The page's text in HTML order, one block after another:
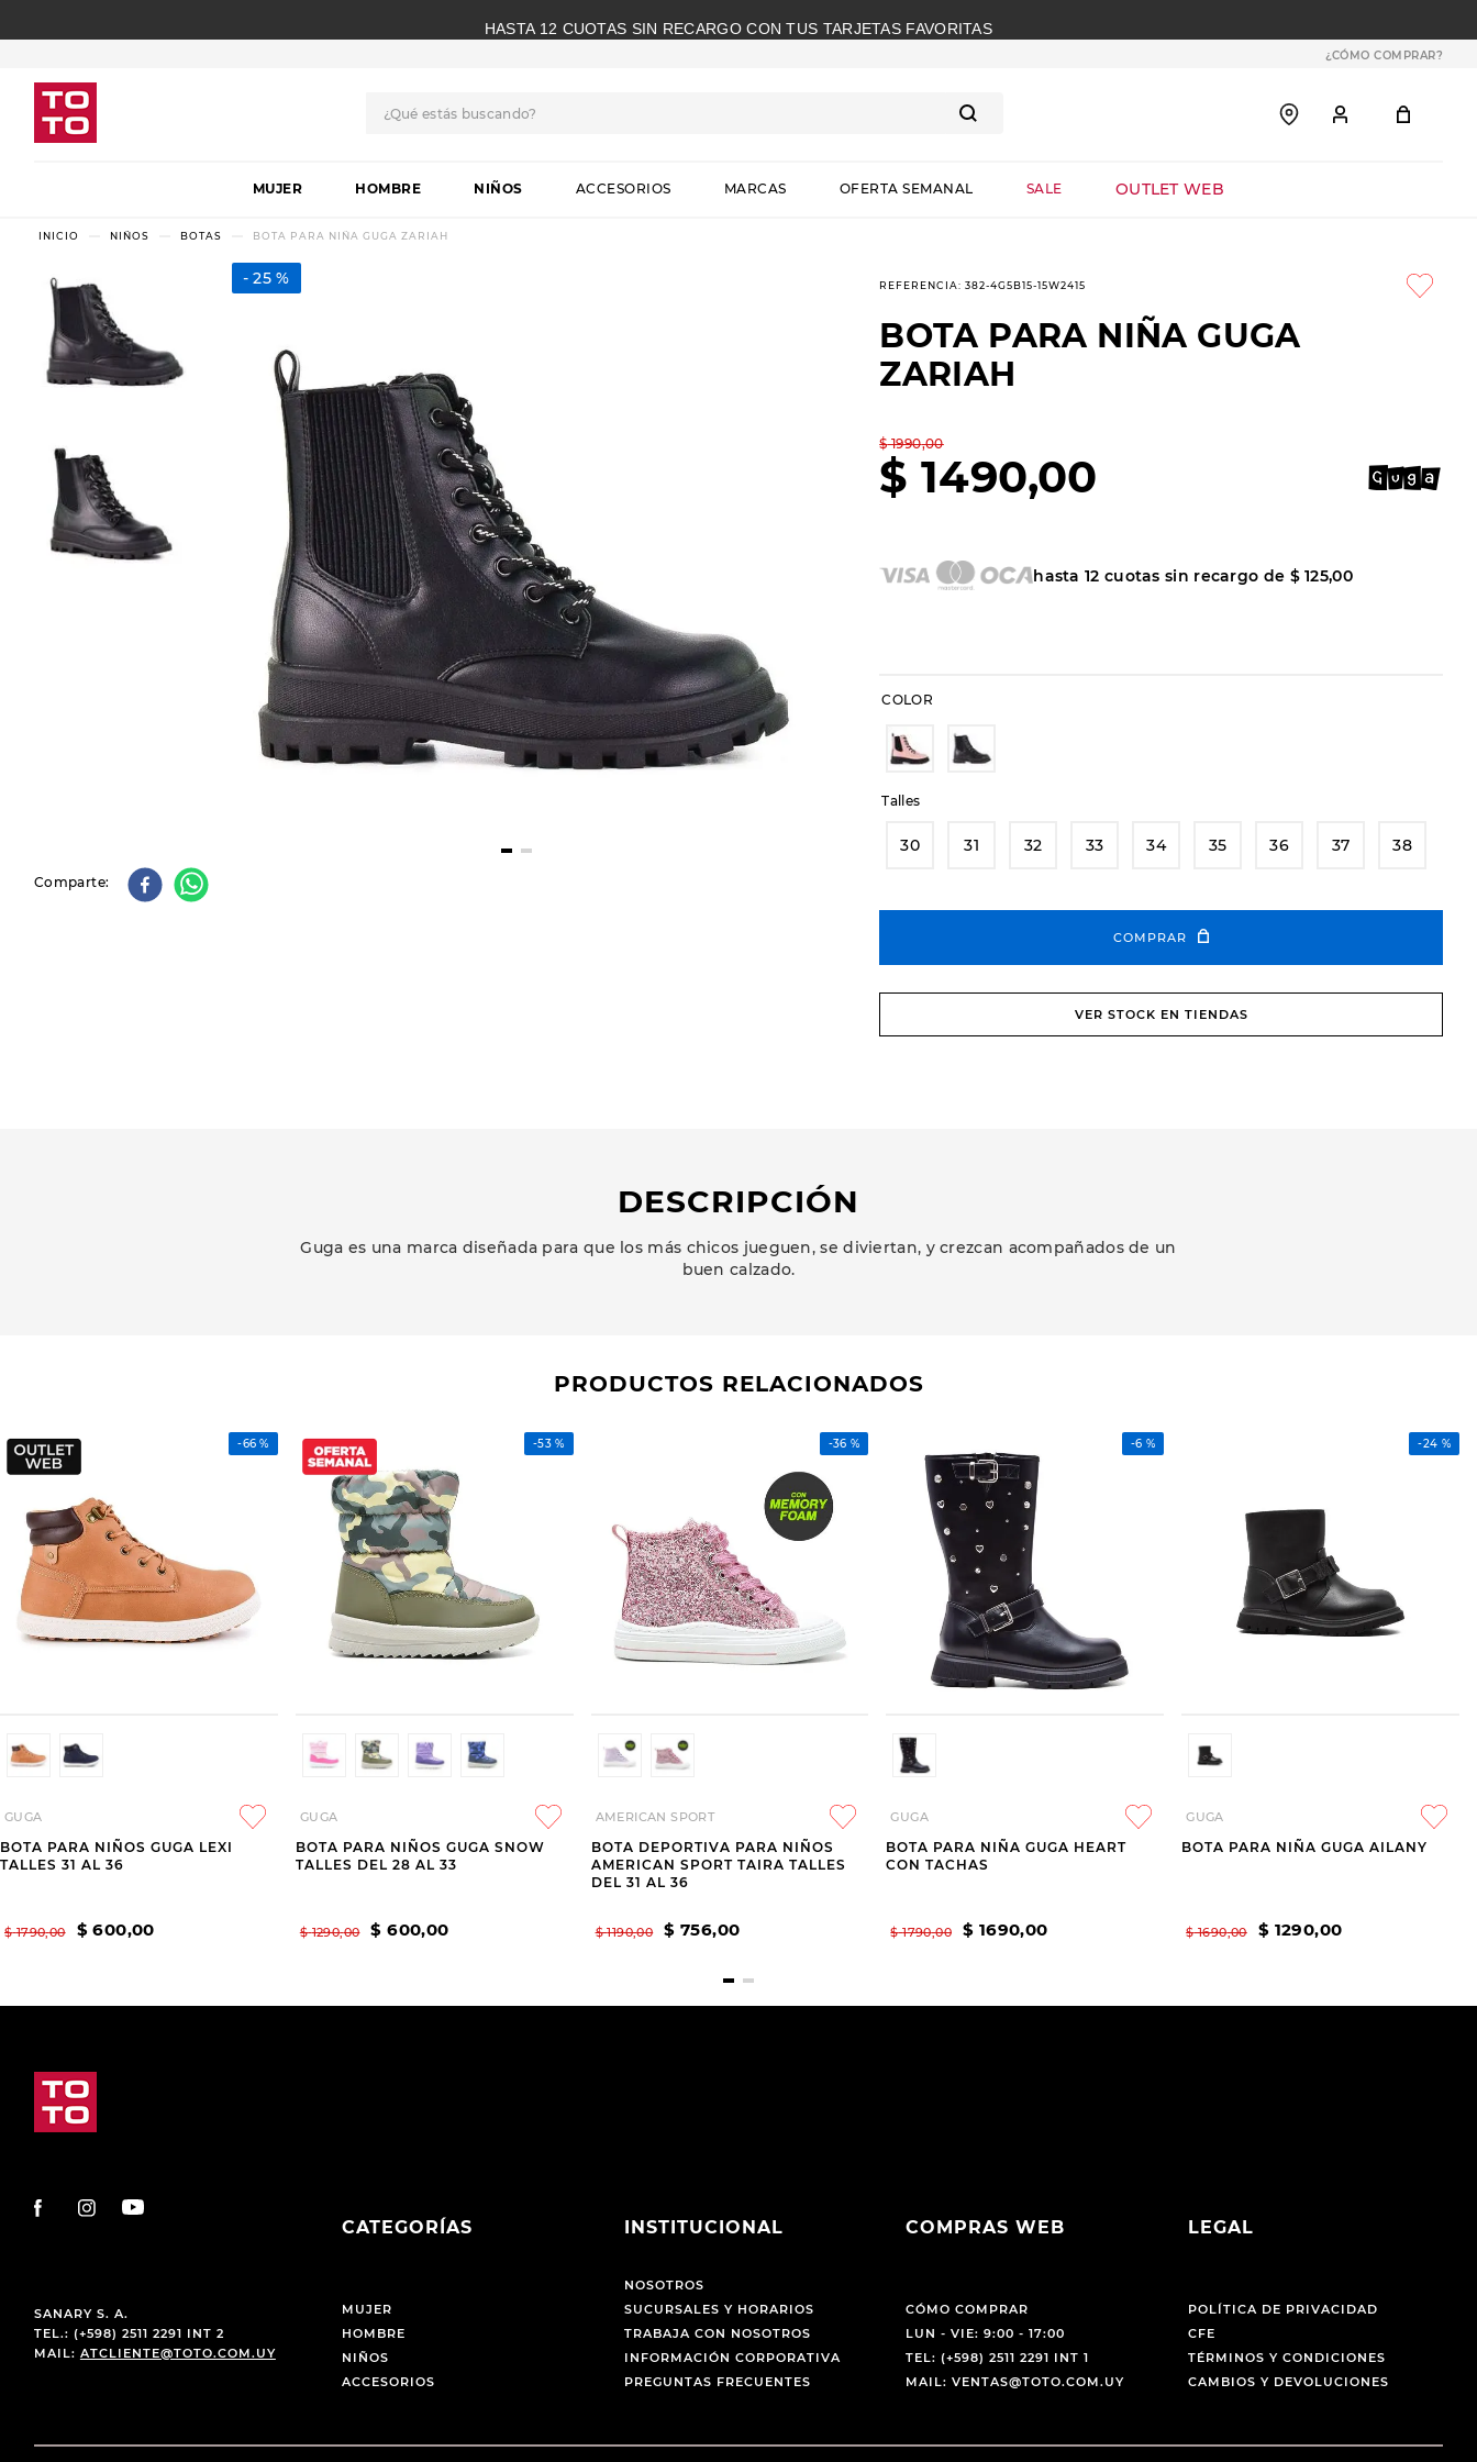
HASTA 12 CUOTAS SIN RECARGO CON TUS TARJETAS FAVORITAS
¿CÓMO COMPRAR?
MUJER HOMBRE NIÑOS ACCESORIOS MARCAS OFERTA SEMANAL SALE OUTLET WEB
NIÑOS BOTAS BOTA PARA NIÑA GUGA ZARIAH
25 %
Comparte
REFERENCIA:382-4G5B15-15W2415
BOTA PARA NIÑA GUGA
ZARIAH
$ 1990,00
$ 1490,00
hasta12 cuotas sin recargo de $ 125,00
COLOR
Talles
30 31 32 33 34 35 36 37 38
COMPRAR
VER STOCK EN TIENDAS
DESCRIPCIÓN
Guga es una marca diseñada para que los más chicos jueguen, se diviertan, y crezcan acompañados de un
buen calzado.
PRODUCTOS RELACIONADOS
-66 %
GUGA
BOTA PARA NIÑOS GUGA LEXI
TALLES 31 AL 36
$ 1790,00 $ 600,00
-53 %
GUGA
BOTA PARA NIÑOS GUGA SNOW
TALLES DEL 28 AL 33
$ 1290,00 $ 600,00
-36 %
AMERICAN SPORT
BOTA DEPORTIVA PARA NIÑOS
AMERICAN SPORT TAIRA TALLES
DEL 31 AL 36
$ 1190,00 $ 756,00
-6 %
GUGA
BOTA PARA NIÑA GUGA HEART
CON TACHAS
$ 1790,00 $ 1690,00
-24 %
GUGA
BOTA PARA NIÑA GUGA AILANY
$ 1690,00 $ 1290,00
SANARY S. A.
TEL.: (+598) 2511 2291 INT 2
MAIL: ATCLIENTE@TOTO.COM.UY
CATEGORÍAS
MUJER
HOMBRE
NIÑOS
ACCESORIOS
INSTITUCIONAL
NOSOTROS
SUCURSALES Y HORARIOS
TRABAJA CON NOSOTROS
INFORMACIÓN CORPORATIVA
PREGUNTAS FRECUENTES
COMPRAS WEB
CÓMO COMPRAR
LUN - VIE: 9:00 - 17:00
TEL: (+598) 2511 2291 INT 1
MAIL: VENTAS@TOTO.COM.UY
LEGAL
POLÍTICA DE PRIVACIDAD
CFE
TÉRMINOS Y CONDICIONES
CAMBIOS Y DEVOLUCIONES
1.
botas
2.
skechers
3.
6.
americansport
7
sandalias
8
hitec
9
slip-ins
10
. botas dama